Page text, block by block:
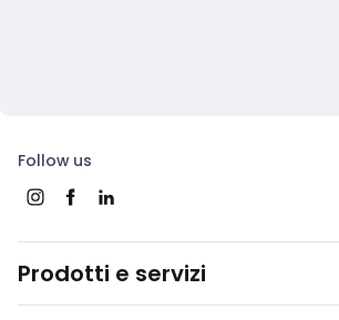
Follow us
Prodotti e servizi